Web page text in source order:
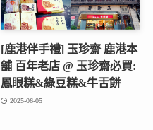
[鹿港伴手禮] 玉珍齋 鹿港本
舖 百年老店 @ 玉珍齋必買:
鳳眼糕&綠豆糕&牛舌餅
2025-06-05